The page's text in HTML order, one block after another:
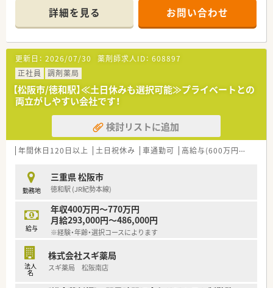
■研修制度は様々なプランがあり、集合研修だけでなく任意で受
講可能な研修も幅広く用意されています
■店舗で活躍する従業員、社外で活躍する従業員、将来経営幹部
となる従業員など、薬剤師として様々な活躍ができるフィールド
を用意されています
■総合薬剤師・調剤薬剤師（土日休み・19時までの勤務）どちらか
の働き方を選択できます
■調剤併設型だけでなく「医療モール・クリニック併設店舗」「敷
地内薬局」「訪問調剤特化型店舗」など様々な店舗を運営してい
ます
■在宅医療にも積極的取り組んでおり「訪問調剤特化型店舗」を
50店舗以上、無菌調剤室は業界最多の51店舗設置しています
■「プラチナくるみん認定企業」「健康経営優良法人2023（大規模
法人部門）認定」等を取得し一人ひとりが働きやすい環境が整備
■充実した研修制度、人事制度、評価制度、キャリア支援制度等
があるのも特徴です
詳細を見る お問い合わせ
更新日： 2026/07/30 薬剤師求人ID： 608897
正社員
調剤薬局
【松阪市/徳和駅】≪土日休みも選択可能≫プライベートとの
両立がしやすい会社です！
検討リストに追加
年間休日120日以上 土日祝休み 車通勤可 高給与(600万円以上)
勤務地
三重県 松阪市
徳和駅 (JR紀勢本線)
給与
年収400万円～770万円
月給293,000円～486,000円
※経験・年齢・選択コースによります
法人
名
株式会社スギ薬局
スギ薬局 松阪南店